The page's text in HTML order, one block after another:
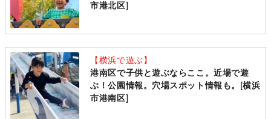
市港北区]
【横浜で遊ぶ】
港南区で子供と遊ぶならここ。近場で遊
ぶ！公園情報。穴場スポット情報も。[横浜
市港南区]